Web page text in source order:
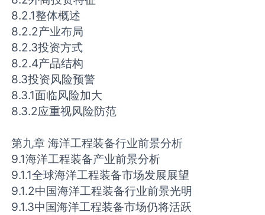
8.2.1整体概述
8.2.2产业布局
8.2.3投资方式
8.2.4产品结构
8.3投资风险预警
8.3.1面临风险加大
8.3.2应重视风险防范
第九章 海洋工程装备行业前景分析
9.1海洋工程装备产业前景分析
9.1.1全球海洋工程装备市场发展展望
9.1.2中国海洋工程装备行业前景光明
9.1.3中国海洋工程装备市场仍将活跃